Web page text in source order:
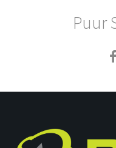
Puur